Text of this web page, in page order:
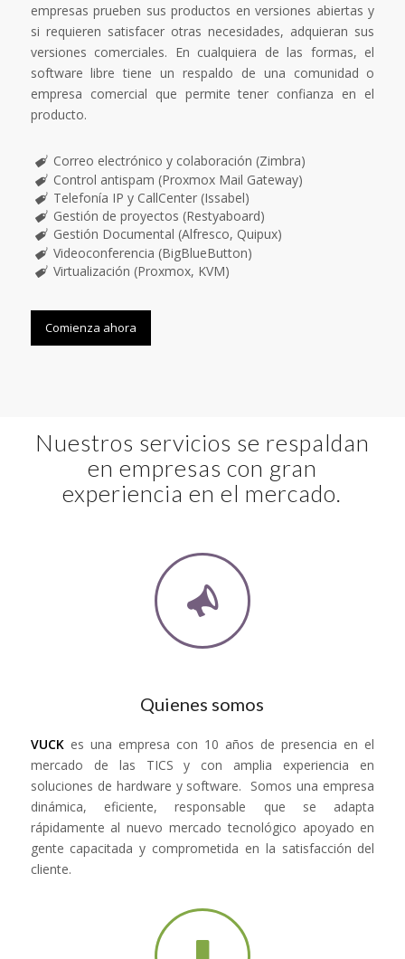
empresas prueben sus productos en versiones abiertas y
si requieren satisfacer otras necesidades, adquieran sus
versiones comerciales. En cualquiera de las formas, el
software libre tiene un respaldo de una comunidad o
empresa comercial que permite tener confianza en el
producto.
Correo electrónico y colaboración (Zimbra)
Control antispam (Proxmox Mail Gateway)
Telefonía IP y CallCenter (Issabel)
Gestión de proyectos (Restyaboard)
Gestión Documental (Alfresco, Quipux)
Videoconferencia (BigBlueButton)
Virtualización (Proxmox, KVM)
Comienza ahora
Nuestros servicios se respaldan
en empresas con gran
experiencia en el mercado.
Quienes somos
VUCKes una empresa con 10 años de presencia en el
mercado de las TICS y con amplia experiencia en
soluciones de hardware y software. Somos una empresa
dinámica, eficiente, responsable que se adapta
rápidamente al nuevo mercado tecnológico apoyado en
gente capacitada y comprometida en la satisfacción del
cliente.